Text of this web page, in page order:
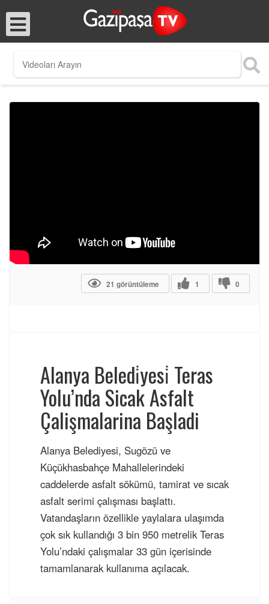
21 görüntüleme 1 0
Alanya Beledi̇yesi̇ Teras
Yolu’nda Sicak Asfalt
Çalişmalarina Başladi
Alanya Belediyesi, Sugözü ve
Küçükhasbahçe Mahallelerindeki
caddelerde asfalt sökümü, tamirat ve sıcak
asfalt serimi çalışması başlattı.
Vatandaşların özellikle yaylalara ulaşımda
çok sık kullandığı 3 bin 950 metrelik Teras
Yolu’ndaki çalışmalar 33 gün içerisinde
tamamlanarak kullanıma açılacak.